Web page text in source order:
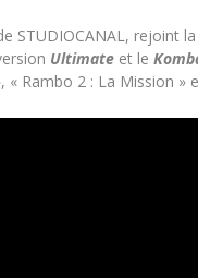
STUDIOCANAL, rejoint
Ultimate et le
« Rambo 2 : La Mission »